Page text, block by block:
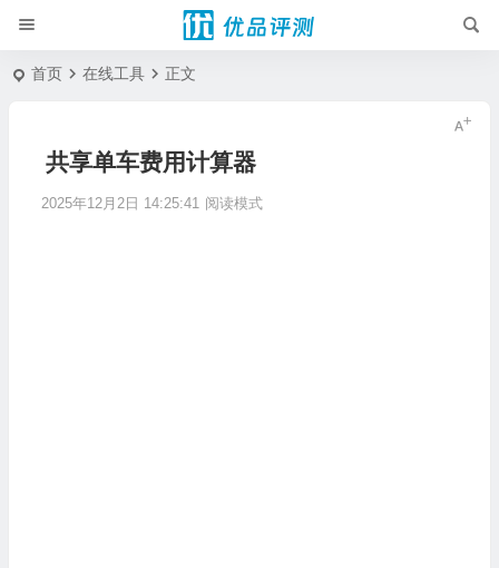
首页 在线工具 正文
共享单车费用计算器
2025年12月2日 14:25:41 阅读模式